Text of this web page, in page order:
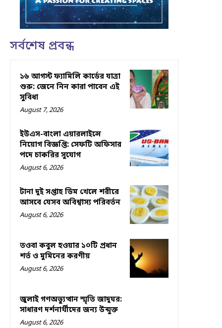
সর্বশেষ প্রবন্ধ
১৬ আগস্ট ফ্যামিলি কার্ডের যাত্রা
শুরু: জেনে নিন কারা পাবেন এই
সুবিধা
August 7, 2026
ইউএস-বাংলা এয়ারলাইন্সে
নিয়োগ বিজ্ঞপ্তি: সেফটি অফিসার
পদে চাকরির সুযোগ
August 6, 2026
টানা দুই সপ্তাহ ডিম খেলে শরীরে
আসবে যেসব অবিশ্বাস্য পরিবর্তন
August 6, 2026
তওবা কবুল হওয়ার ১০টি প্রধান
শর্ত ও মুমিনের করণীয়
August 6, 2026
জুলাই গণঅভ্যুত্থান স্মৃতি জাদুঘর:
সাধারণ দর্শনার্থীদের জন্য উন্মুক্ত
August 6, 2026